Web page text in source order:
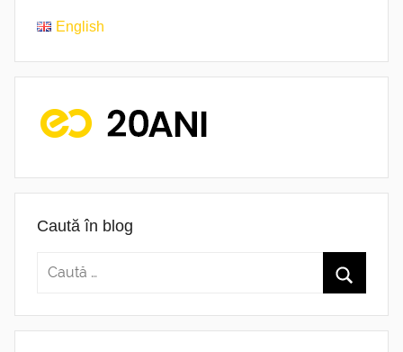
English
Caută în blog